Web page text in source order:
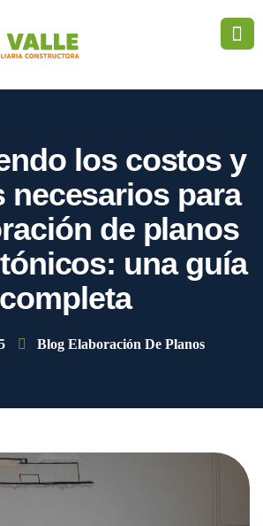
los costos y
necesarios para
de planos
una guía
completa
Blog Elaboración De Planos